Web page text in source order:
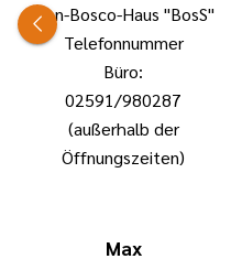
Don-Bosco-Haus "BosS"
Telefonnummer
Büro:
02591/980287
(außerhalb der
Öffnungszeiten)
Max